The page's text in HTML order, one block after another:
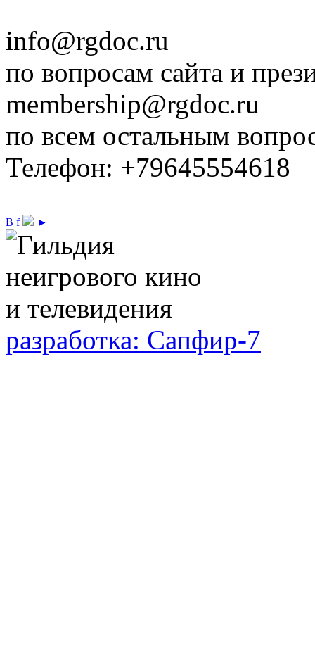
info@rgdoc.ru
по вопросам сайта и
membership@rgdoc.ru
по всем остальным
Телефон: +79645554618
В f ►
разработка: Сапфир-7